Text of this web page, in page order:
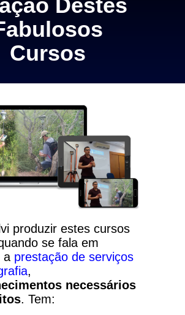
Cursos
produzir estes cursos
se fala em
a prestação de serviços
,
necessários
. Tem: